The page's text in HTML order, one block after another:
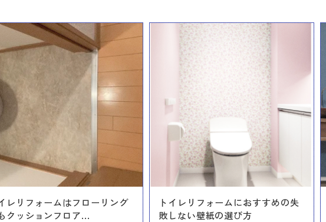
レリフォームはフローリング
クッションフロア...
トイレリフォームにおすすめの失
敗しない壁紙の選び方